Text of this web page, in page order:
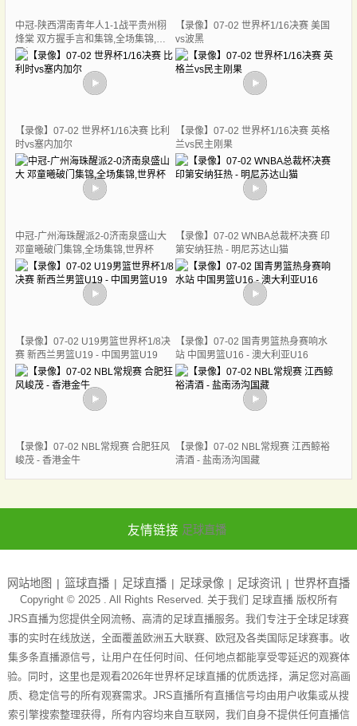
中冠-陕西渭南青年人1-1战平贵州栩
烽棠 双方握手言和集锦,全场集锦,世
界杯
【录像】07-02 世界杯1/16决赛 美国
vs波黑
【录像】07-02 世界杯1/16决赛 比利
时vs塞内加尔
【录像】07-02 世界杯1/16决赛 英格
兰vs民主刚果
中冠-广州海珠醒派2-0济南泉盛山大
邓童曦破门集锦,全场集锦,世界杯
【录像】07-02 WNBA总裁杯决赛 印
第安纳狂热 - 明尼苏达山猫
【录像】07-02 U19男篮世界杯1/8决
赛 新西兰男篮U19 - 中国男篮U19
【录像】07-02 国青男篮热身赛响水
站 中国男篮U16 - 澳大利亚U16
【录像】07-02 NBL常规赛 合肥狂风
峻茂 - 香港金牛
【录像】07-02 NBL常规赛 江西鲸裕
清酒 - 盐南汤沟国藏
友情链接 足球直播
网站地图 篮球直播 足球直播 足球录像 足球资讯 世界杯直播
Copyright © 2025 . All Rights Reserved. 关于我们 足球直播版权所有
JRS直播为您提供全网流畅、高清的足球直播服务。我们专注于全球足球赛
事的实时在线放送，全面覆盖欧洲五大联赛、欧冠及各类国际足球赛事。收
集多条直播源信号，让用户在任何时间、任何地点都能享受零延迟的观赛体
验。同时，这里也是观看2026年世界杯足球直播的优质选择，满足您对高画
质、稳定信号的所有观赛需求。JRS直播所有直播信号均由用户收集或从搜
索引擎搜索整理获得，所有内容均来自互联网，我们自身不提供任何直播信